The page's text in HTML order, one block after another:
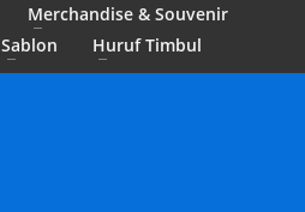
Merchandise & Souvenir
Sablon Huruf Timbul